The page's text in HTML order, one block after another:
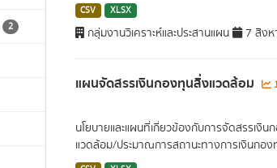
2
CSV XLSX
กลุ่มงานวิเคราะห์และประสานแผน 7 สิงห
แผนจัดสรรเงินกองทุนสิ่งแวดล้อม
นโยบายและแผนที่เกี่ยวข้องกับการจัดสรรเ
แวดล้อม/ประมาณการสถานะทางการเงินกอ